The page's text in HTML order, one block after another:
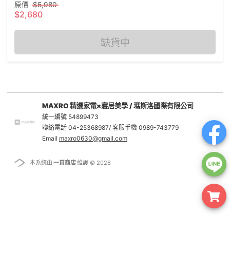
原價 $5,980
$2,680
缺貨中
MAXRO 精選家電×寢居美學 / 瑪斯洛國際有限公司
統一編號 54899473
聯絡電話 04-25368987/ 客服手機 0989-743779
Email maxro0630@gmail.com
本系統由 一頁商店維護 © 2026